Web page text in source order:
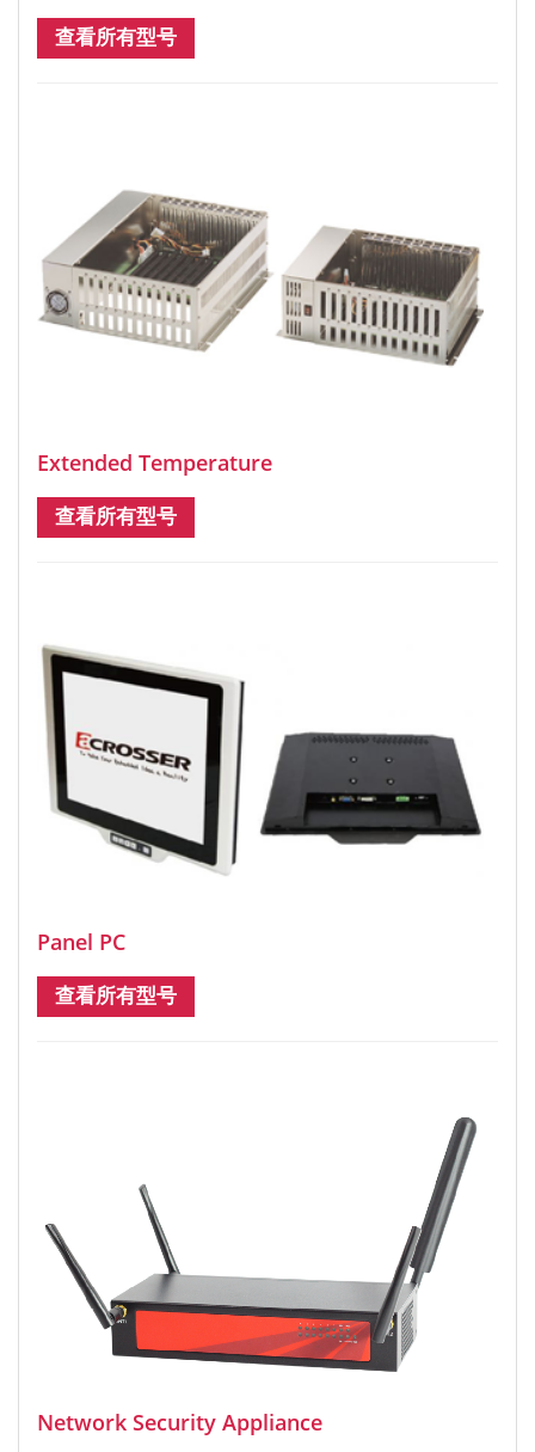
查看所有型号
Extended Temperature
查看所有型号
Panel PC
查看所有型号
Network Security Appliance